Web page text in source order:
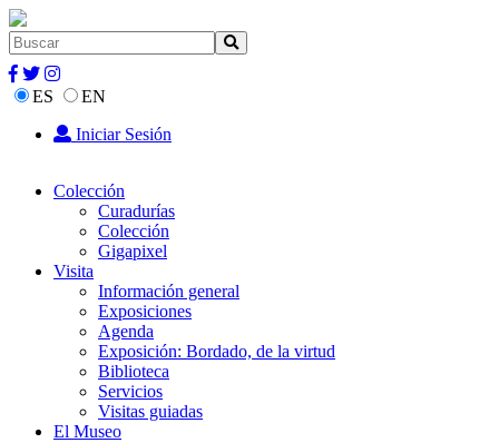
ES
EN
Iniciar Sesión
Colección
Curadurías
Colección
Gigapixel
Visita
Información general
Exposiciones
Agenda
Exposición: Bordado, de la virtud
Biblioteca
Servicios
Visitas guiadas
El Museo